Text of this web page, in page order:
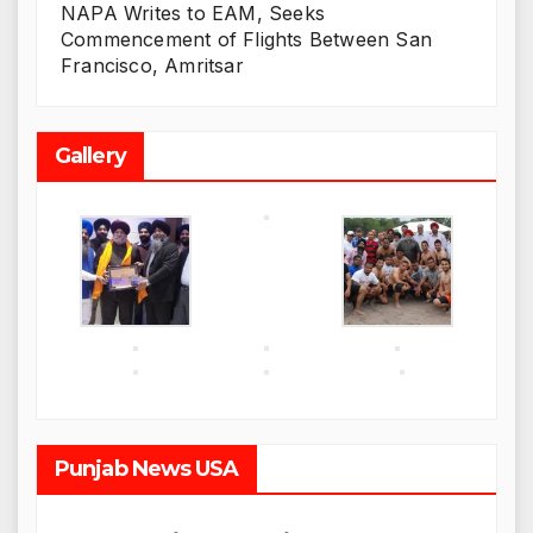
NAPA Writes to EAM, Seeks
Commencement of Flights Between San
Francisco, Amritsar
Gallery
Punjab News USA